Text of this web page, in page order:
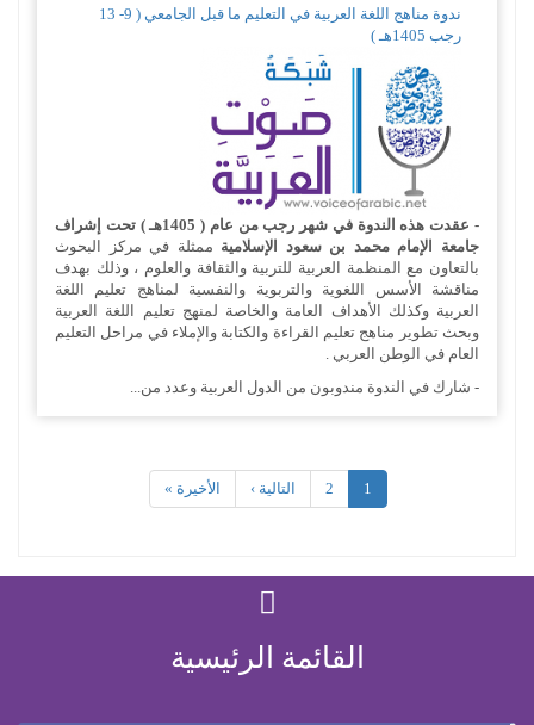
ندوة مناهج اللغة العربية في التعليم ما قبل الجامعي ( 9- 13
رجب 1405هـ )
- عقدت هذه الندوة في شهر رجب من عام ( 1405هـ ) تحت إشراف
جامعة الإمام محمد بن سعود الإسلامية ممثلة في مركز البحوث
بالتعاون مع المنظمة العربية للتربية والثقافة والعلوم ، وذلك بهدف
مناقشة الأسس اللغوية والتربوية والنفسية لمناهج تعليم اللغة
العربية وكذلك الأهداف العامة والخاصة لمنهج تعليم اللغة العربية
وبحث تطوير مناهج تعليم القراءة والكتابة والإملاء في مراحل التعليم
العام في الوطن العربي .
- شارك في الندوة مندوبون من الدول العربية وعدد من...
1
2 التالية › الأخيرة »
القائمة الرئيسية